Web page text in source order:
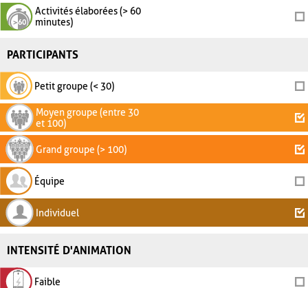
Activités élaborées (> 60
minutes)
PARTICIPANTS
Petit groupe (< 30)
Moyen groupe (entre 30
et 100)
Grand groupe (> 100)
Équipe
Individuel
INTENSITÉ D'ANIMATION
Faible